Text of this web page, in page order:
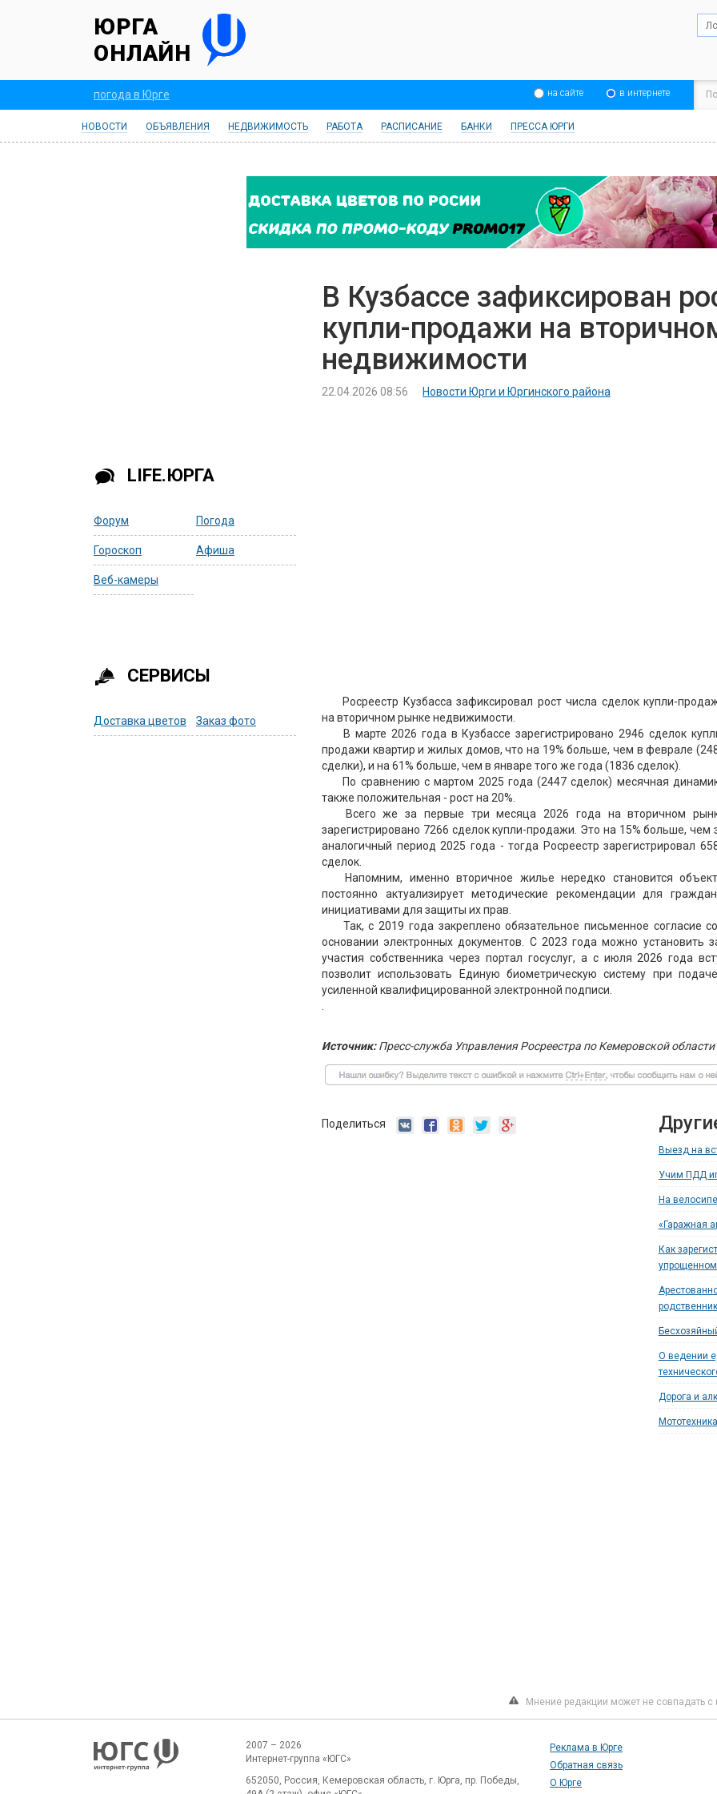
ЮРГА
ОНЛАЙН
погода в Юрге на сайте в интернете
НОВОСТИ ОБЪЯВЛЕНИЯ НЕДВИЖИМОСТЬ РАБОТА РАСПИСАНИЕ БАНКИ ПРЕССА ЮРГИ
LIFE.ЮРГА
Форум Погода
Гороскоп Афиша
Веб-камеры
СЕРВИСЫ
Доставка цветов Заказ фото
В Кузбассе зафиксирован
купли-продажи на
недвижимости
22.04.2026 08:56 Новости Юрги и Юргинского района
Росреестр Кузбасса зафиксировал рост числа сделок купли-
на вторичном рынке недвижимости.
В марте 2026 года в Кузбассе зарегистрировано 2946 сделок
продажи квартир и жилых домов, что на 19% больше, чем в феврале
сделки), и на 61% больше, чем в январе того же года (1836 сделок).
По сравнению с мартом 2025 года (2447 сделок) месячная
также положительная - рост на 20%.
Всего же за первые три месяца 2026 года на вторичном
зарегистрировано 7266 сделок купли-продажи. Это на 15% больше, чем
аналогичный период 2025 года - тогда Росреестр зарегистрировал
сделок.
Напомним, именно вторичное жилье нередко становится
постоянно актуализирует методические рекомендации для
инициативами для защиты их прав.
Так, с 2019 года закреплено обязательное письменное согласие
основании электронных документов. С 2023 года можно установить
участия собственника через портал госуслуг, а с июля 2026 года
позволит использовать Единую биометрическую систему при
усиленной квалифицированной электронной подписи.
Источник:Пресс-служба Управления Росреестра по Кемеровской области
Поделиться
Выезд на
Учим ПДД
На
«Гаражная
Как
О ведении
Дорога и
Мнение редакции может не совпадать
2007 – 2026
Интернет-группа «ЮГС»
652050, Россия, Кемеровская область, г. Юрга, пр. Победы,
Реклама в Юрге
Обратная связь
О Юрге